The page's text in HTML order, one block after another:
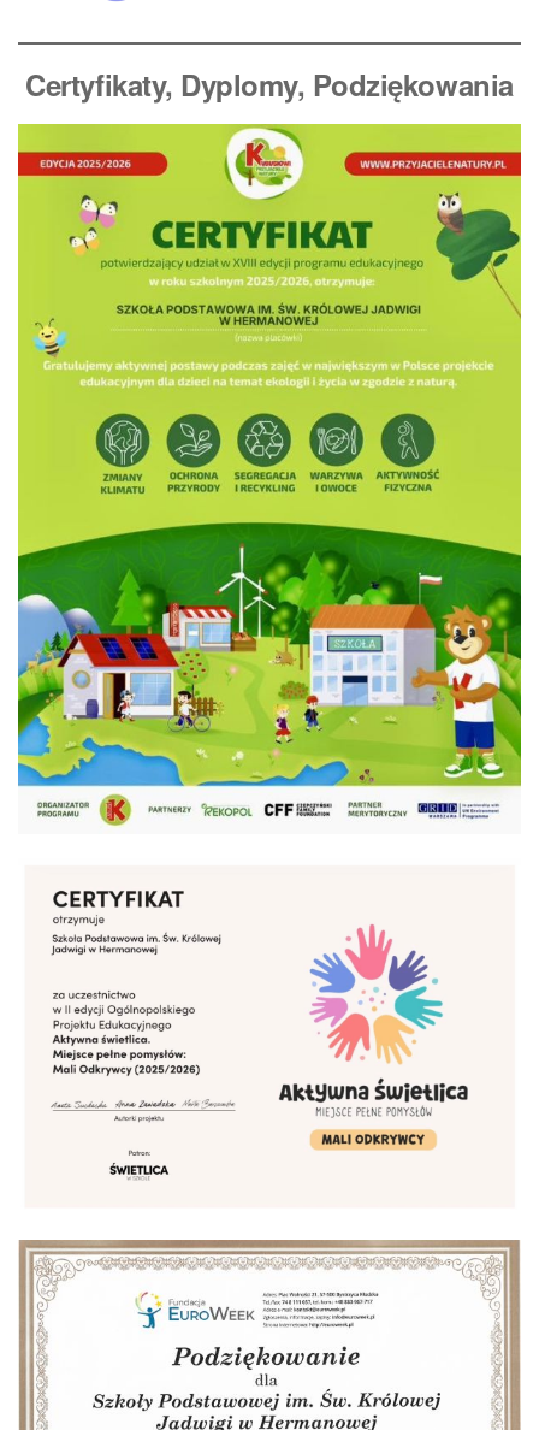
Certyfikaty, Dyplomy, Podziękowania